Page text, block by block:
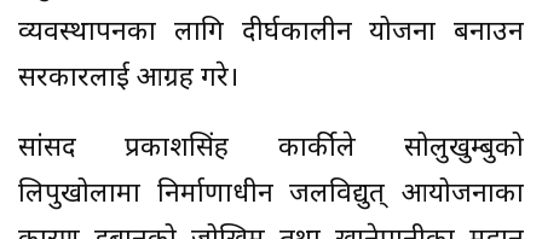
व्यवस्थापनका लागि दीर्घकालीन योजना बनाउन
सरकारलाई आग्रह गरे।
सांसद प्रकाशसिंह कार्कीले सोलुखुम्बुको
लिपुखोलामा निर्माणाधीन जलविद्युत् आयोजनाका